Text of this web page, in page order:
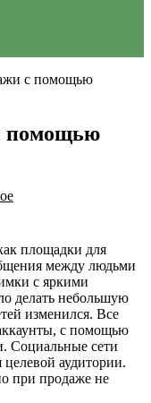
с помощью
помощью
площадки для
между людьми
с яркими
делать небольшую
изменился. Все
с помощью
Социальные сети
аудитории.
при продаже не